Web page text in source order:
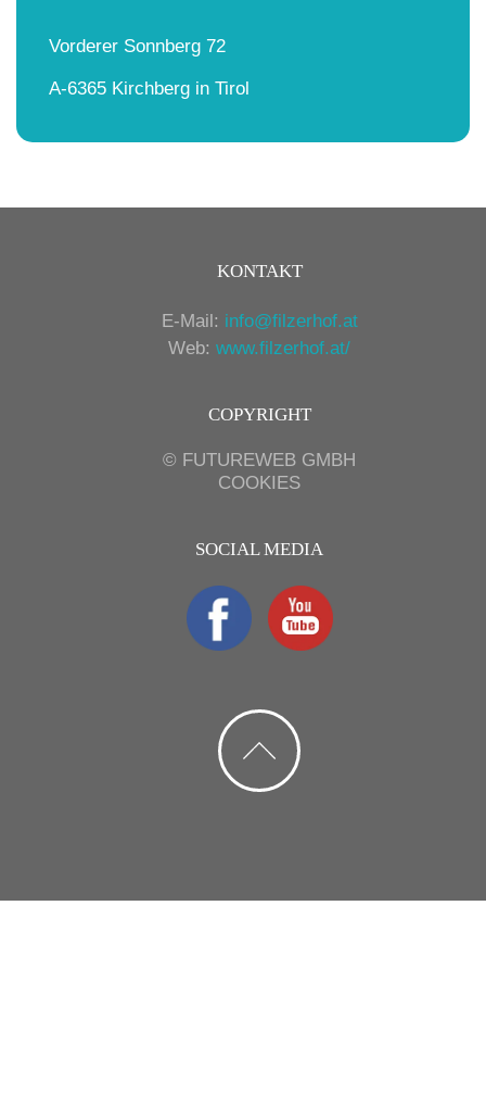
Vorderer Sonnberg 72
A-6365 Kirchberg in Tirol
KONTAKT
E-Mail: info@filzerhof.at
Web: www.filzerhof.at/
COPYRIGHT
© FUTUREWEB GMBH
COOKIES
SOCIAL MEDIA